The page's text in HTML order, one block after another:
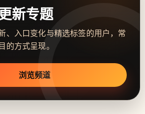
新专题
、入口变化与精选标签的用户，常
的方式呈现。
浏览频道